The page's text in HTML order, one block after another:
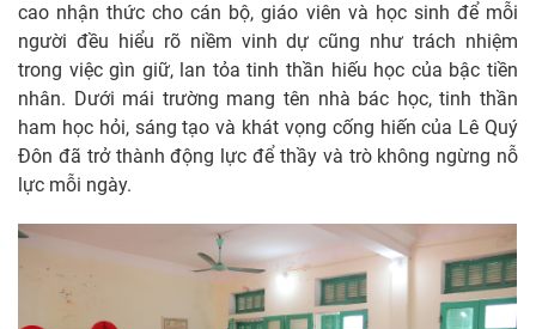
cao nhận thức cho cán bộ, giáo viên và học sinh để mỗi
người đều hiểu rõ niềm vinh dự cũng như trách nhiệm
trong việc gìn giữ, lan tỏa tinh thần hiếu học của bậc tiền
nhân. Dưới mái trường mang tên nhà bác học, tinh thần
ham học hỏi, sáng tạo và khát vọng cống hiến của Lê Quý
Đôn đã trở thành động lực để thầy và trò không ngừng nỗ
lực mỗi ngày.